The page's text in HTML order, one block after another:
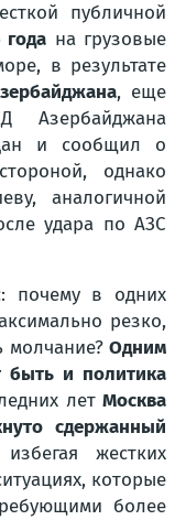
публичной
на грузовые
в результате
, еще
Азербайджана
и сообщил о
однако
аналогичной
удара по АЗС
почему в одних
резко,
молчание? Одним
быть и политика
летМосква
сдержанный
жестких
которые
более